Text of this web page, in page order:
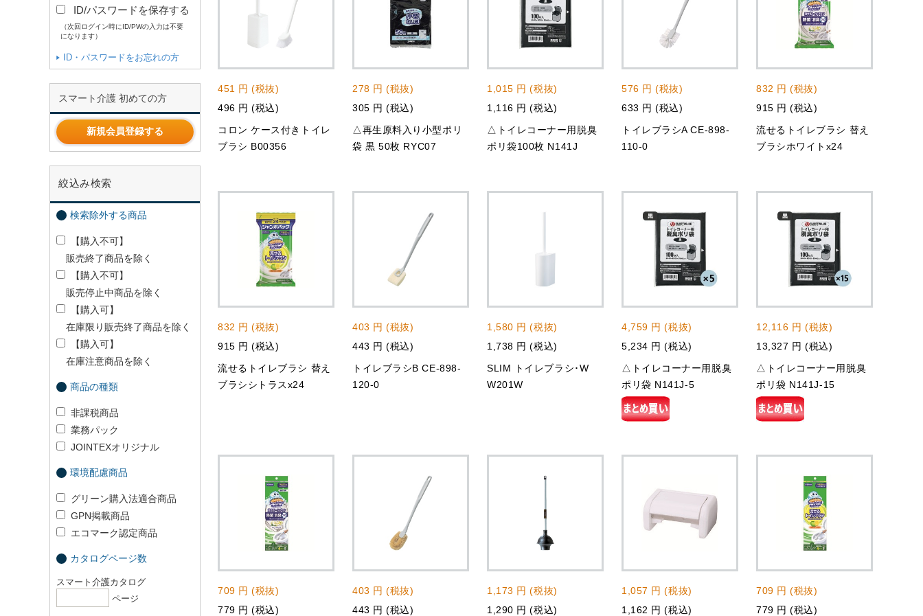
ID/パスワードを保存する
（次回ログイン時にID/PWの入力は不要
になります）
ID・パスワードをお忘れの方
スマート介護 初めての方
新規会員登録する
絞込み検索
検索除外する商品
【購入不可】
販売終了商品を除く
【購入不可】
販売停止中商品を除く
【購入可】
在庫限り販売終了商品を除く
【購入可】
在庫注意商品を除く
商品の種類
非課税商品
業務パック
JOINTEXオリジナル
環境配慮商品
グリーン購入法適合商品
GPN掲載商品
エコマーク認定商品
カタログページ数
スマート介護カタログ
ページ
451 円 (税抜)
496 円 (税込)
コロン ケース付きトイレ
ブラシ B00356
278 円 (税抜)
305 円 (税込)
△再生原料入り小型ポリ
袋 黒 50枚 RYC07
1,015 円 (税抜)
1,116 円 (税込)
△トイレコーナー用脱臭
ポリ袋100枚 N141J
576 円 (税抜)
633 円 (税込)
トイレブラシA CE-898-
110-0
832 円 (税抜)
915 円 (税込)
流せるトイレブラシ 替え
ブラシホワイトx24
832 円 (税抜)
915 円 (税込)
流せるトイレブラシ 替え
ブラシシトラスx24
403 円 (税抜)
443 円 (税込)
トイレブラシB CE-898-
120-0
1,580 円 (税抜)
1,738 円 (税込)
SLIM トイレブラシ･W
W201W
4,759 円 (税抜)
5,234 円 (税込)
△トイレコーナー用脱臭
ポリ袋 N141J-5
12,116 円 (税抜)
13,327 円 (税込)
△トイレコーナー用脱臭
ポリ袋 N141J-15
709 円 (税抜)
779 円 (税込)
403 円 (税抜)
443 円 (税込)
1,173 円 (税抜)
1,290 円 (税込)
1,057 円 (税抜)
1,162 円 (税込)
709 円 (税抜)
779 円 (税込)